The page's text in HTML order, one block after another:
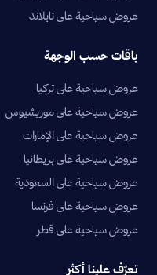
عروض سياحية على تايلاند
باقات حسب الوجهة
عروض سياحية على تركيا
عروض سياحية على موريشيوس
عروض سياحية على الإمارات
عروض سياحية على بريطانيا
عروض سياحية على السعودية
عروض سياحية على فرنسا
عروض سياحية على قطر
تعرّف علينا أكثر